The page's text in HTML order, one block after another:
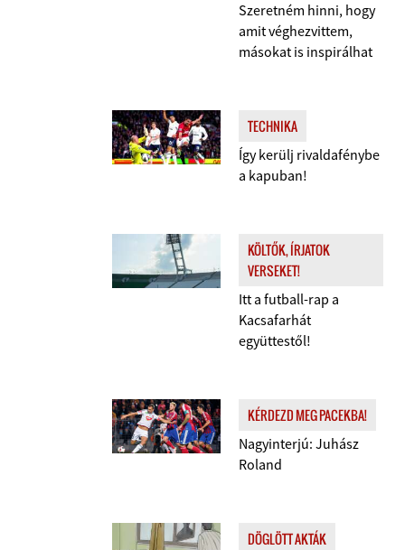
Szeretném hinni, hogy
amit véghezvittem,
másokat is inspirálhat
TECHNIKA
Így kerülj rivaldafénybe
a kapuban!
KÖLTŐK, ÍRJATOK
VERSEKET!
Itt a futball-rap a
Kacsafarhát
együttestől!
KÉRDEZD MEG PACEKBA!
Nagyinterjú: Juhász
Roland
DÖGLÖTT AKTÁK